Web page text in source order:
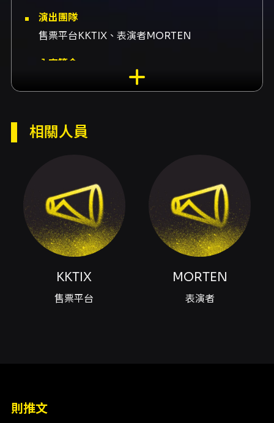
演出團隊
售票平台KKTIX、表演者MORTEN
內容簡介
活動名稱：theLOOP presents: MORTEN（百
大最高 #39 MORTEN） 活動說明： MORTEN
舞曲（Bigroom/Future Rave）表演者。此次
中市西屯區青海南街59號) 票價與入場資訊： -
女生整晚免費入場（不含暢飲）。 - 預售票：
NT$600（含暢飲，數量有限，售完為止）。 -
現場票：NT$800（含暢飲）。若場內達到容留
人數上限，將不販售現場票。 - 啟售時間：
2026/04/24（五）中午 12:00。 - 購票通路：
FamiPort（購票與取票流程請依 KKTIX 指
示）。 購票與取票注意： - KKTIX 每筆訂單限購
LINE：@altanightclub - 官方網站：
https://alta-club.com/ - 官方 Instagram：
相關人員
KKTIX
售票平台
MORTEN
表演者
則推文